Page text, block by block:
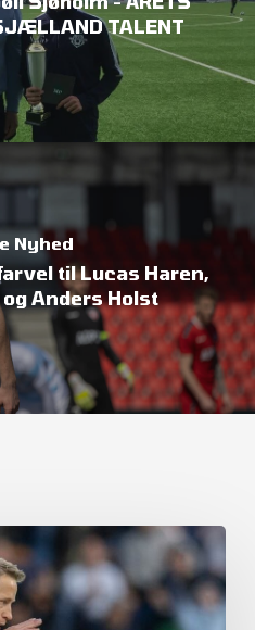
TALENT
Nyhed
til Lucas Haren,
Anders Holst